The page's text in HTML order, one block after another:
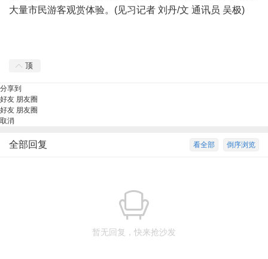
大量市民游客观赏体验。(见习记者 刘丹/文 通讯员 吴极)
顶
分享到
好友 朋友圈
好友 朋友圈
取消
倒序浏览
看全部
全部回复
暂无回复，快来抢沙发